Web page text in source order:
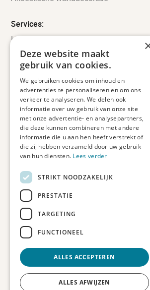
Services:
Leveringsinformatie
Retourbeleid
Informatie
Veelgestelde vragen
Duurzaam ondernemen
Contact informatie
Etienne de Pinedaweg 34
3711 CH, Austerlitz
Nederland
info@fotoprintxl.nl
0343 78 58 00
KVK: 81960263
BTW: NL002708709B23
© 2026 FotoprintXL.nl-Privacyverklaring -
Disclaimer
- Gemaakt door:SyncSilo
Deze website maakt
gebruik van cookies.
We gebruiken cookies om inhoud en
advertenties te personaliseren en om ons
verkeer te analyseren. We delen ook
informatie over uw gebruik van onze site
met onze advertentie- en analysepartners,
die deze kunnen combineren met andere
informatie die u aan hen heeft verstrekt of
die zij hebben verzameld door uw gebruik
van hun diensten. Lees verder
STRIKT NOODZAKELIJK
PRESTATIE
TARGETING
FUNCTIONEEL
ALLES ACCEPTEREN
ALLES AFWIJZEN